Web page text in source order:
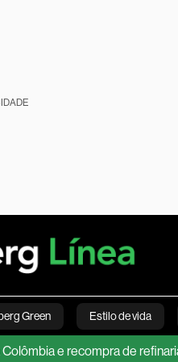
Green Estilo de vida
Internacional Brasil
de refinaria no Brasil